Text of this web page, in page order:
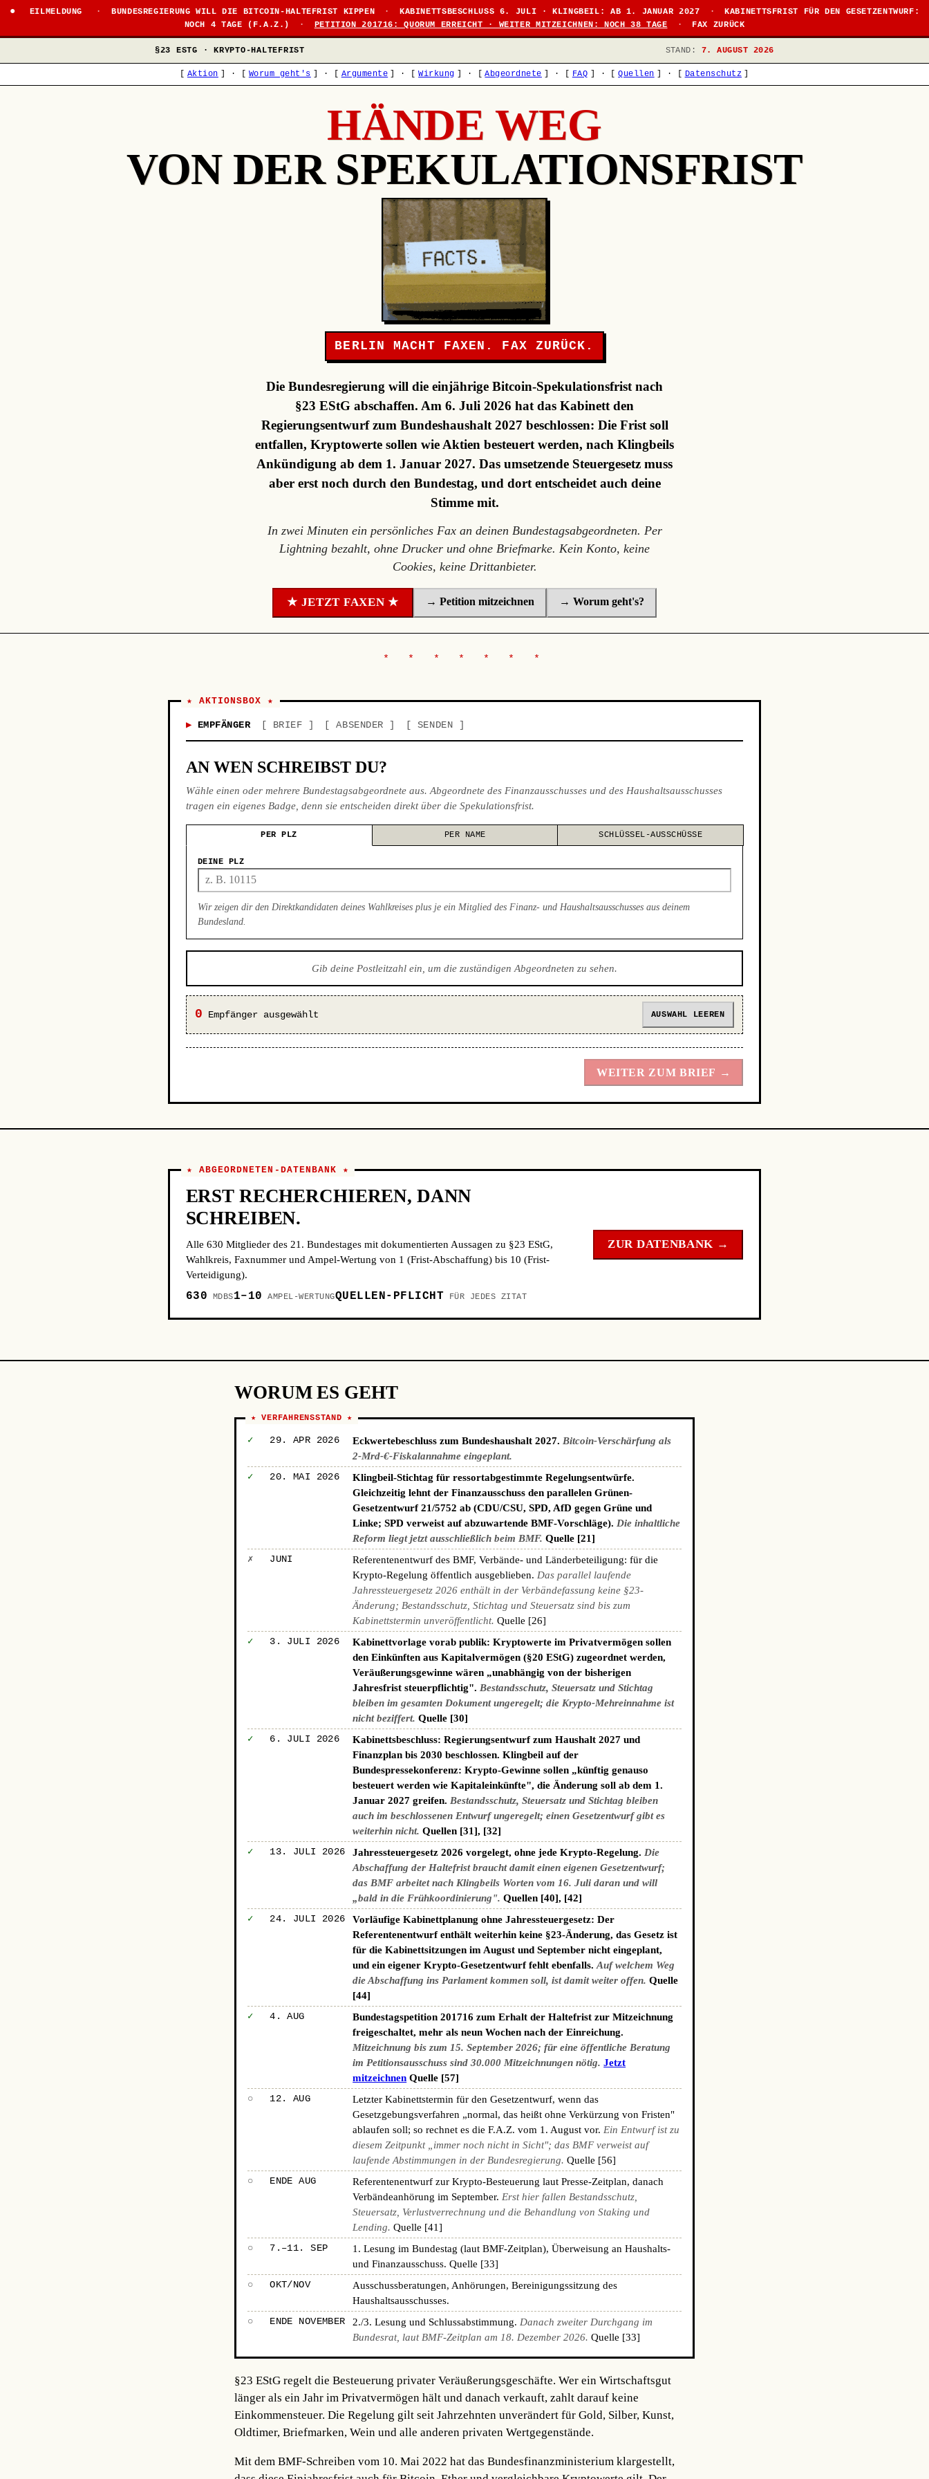
EILMELDUNG · BUNDESREGIERUNG WILL DIE BITCOIN-HALTEFRIST KIPPEN · KABINETTSBESCHLUSS 6. JULI · KLINGBEIL: AB 1. JANUAR 2027 ·
KABINETTSFRIST FÜR DEN GESETZENTWURF:
NOCH 4 TAGE (F.A.Z.)
· PETITION 201716: QUORUM ERREICHT · WEITER MITZEICHNEN: NOCH 38 TAGE · FAX ZURÜCK
§23 ESTG · KRYPTO-HALTEFRIST STAND: 7. AUGUST 2026
Aktion · Worum geht's · Argumente · Wirkung · Abgeordnete · FAQ · Quellen · Datenschutz
HÄNDE WEG
VON DER SPEKULATIONSFRIST
BERLIN MACHT FAXEN. FAX ZURÜCK.
Die Bundesregierung will die einjährige Bitcoin-Spekulationsfrist nach
§23 EStG abschaffen. Am 6. Juli 2026 hat das Kabinett den
Regierungsentwurf zum Bundeshaushalt 2027 beschlossen: Die Frist soll
entfallen, Kryptowerte sollen wie Aktien besteuert werden, nach Klingbeils
Ankündigung ab dem 1. Januar 2027. Das umsetzende Steuergesetz muss
aber erst noch durch den Bundestag, und dort entscheidet auch deine
Stimme mit.
In zwei Minuten ein persönliches Fax an deinen Bundestagsabgeordneten. Per
Lightning bezahlt, ohne Drucker und ohne Briefmarke. Kein Konto, keine
Cookies, keine Drittanbieter.
★ JETZT FAXEN ★ → Petition mitzeichnen → Worum geht's?
★ AKTIONSBOX ★
EMPFÄNGER BRIEF ABSENDER SENDEN
AN WEN SCHREIBST DU?
Wähle einen oder mehrere Bundestagsabgeordnete aus. Abgeordnete des Finanzausschusses und des Haushaltsausschusses
tragen ein eigenes Badge, denn sie entscheiden direkt über die Spekulationsfrist.
PER PLZ PER NAME SCHLÜSSEL-AUSSCHÜSSE
DEINE PLZ
Wir zeigen dir den Direktkandidaten deines Wahlkreises plus je ein Mitglied des Finanz- und Haushaltsausschusses aus deinem
Bundesland.
Gib deine Postleitzahl ein, um die zuständigen Abgeordneten zu sehen.
0 Empfänger ausgewählt AUSWAHL LEEREN
WEITER ZUM BRIEF →
★ ABGEORDNETEN-DATENBANK ★
ERST RECHERCHIEREN, DANN
SCHREIBEN.
Alle 630 Mitglieder des 21. Bundestages mit dokumentierten Aussagen zu §23 EStG,
Wahlkreis, Faxnummer und Ampel-Wertung von 1 (Frist-Abschaffung) bis 10 (Frist-
Verteidigung).
630 MDBS1–10 AMPEL-WERTUNGQUELLEN-PFLICHT FÜR JEDES ZITAT
ZUR DATENBANK →
WORUM ES GEHT
★ VERFAHRENSSTAND ★
✓ 29. APR 2026 Eckwertebeschluss zum Bundeshaushalt 2027. Bitcoin-Verschärfung als
2-Mrd-€-Fiskalannahme eingeplant.
✓ 20. MAI 2026
Klingbeil-Stichtag für ressortabgestimmte Regelungsentwürfe.
Gleichzeitig lehnt der Finanzausschuss den parallelen Grünen-
Gesetzentwurf 21/5752 ab (CDU/CSU, SPD, AfD gegen Grüne und
Linke; SPD verweist auf abzuwartende BMF-Vorschläge). Die inhaltliche
Reform liegt jetzt ausschließlich beim BMF. Quelle [21]
✗ JUNI
Referentenentwurf des BMF, Verbände- und Länderbeteiligung: für die
Krypto-Regelung öffentlich ausgeblieben. Das parallel laufende
Jahressteuergesetz 2026 enthält in der Verbändefassung keine §23-
Änderung; Bestandsschutz, Stichtag und Steuersatz sind bis zum
Kabinettstermin unveröffentlicht. Quelle [26]
✓ 3. JULI 2026
Kabinettvorlage vorab publik: Kryptowerte im Privatvermögen sollen
den Einkünften aus Kapitalvermögen (§20 EStG) zugeordnet werden,
Veräußerungsgewinne wären „unabhängig von der bisherigen
Jahresfrist steuerpflichtig". Bestandsschutz, Steuersatz und Stichtag
bleiben im gesamten Dokument ungeregelt; die Krypto-Mehreinnahme ist
nicht beziffert. Quelle [30]
✓ 6. JULI 2026
Kabinettsbeschluss: Regierungsentwurf zum Haushalt 2027 und
Finanzplan bis 2030 beschlossen. Klingbeil auf der
Bundespressekonferenz: Krypto-Gewinne sollen „künftig genauso
besteuert werden wie Kapitaleinkünfte", die Änderung soll ab dem 1.
Januar 2027 greifen. Bestandsschutz, Steuersatz und Stichtag bleiben
auch im beschlossenen Entwurf ungeregelt; einen Gesetzentwurf gibt es
weiterhin nicht. Quellen [31], [32]
✓ 13. JULI 2026 Jahressteuergesetz 2026 vorgelegt, ohne jede Krypto-Regelung. Die
Abschaffung der Haltefrist braucht damit einen eigenen Gesetzentwurf;
das BMF arbeitet nach Klingbeils Worten vom 16. Juli daran und will
„bald in die Frühkoordinierung". Quellen [40], [42]
✓ 24. JULI 2026
Vorläufige Kabinettplanung ohne Jahressteuergesetz: Der
Referentenentwurf enthält weiterhin keine §23-Änderung, das Gesetz ist
für die Kabinettsitzungen im August und September nicht eingeplant,
und ein eigener Krypto-Gesetzentwurf fehlt ebenfalls.Auf welchem Weg
die Abschaffung ins Parlament kommen soll, ist damit weiter offen. Quelle
[44]
✓ 4. AUG
Bundestagspetition 201716 zum Erhalt der Haltefrist zur Mitzeichnung
freigeschaltet, mehr als neun Wochen nach der Einreichung.
Mitzeichnung bis zum 15. September 2026; für eine öffentliche Beratung
im Petitionsausschuss sind 30.000 Mitzeichnungen nötig. Jetzt
mitzeichnen Quelle [57]
○ 12. AUG
Letzter Kabinettstermin für den Gesetzentwurf, wenn das
Gesetzgebungsverfahren „normal, das heißt ohne Verkürzung von Fristen"
ablaufen soll; so rechnet es die F.A.Z. vom 1. August vor. Ein Entwurf ist zu
diesem Zeitpunkt „immer noch nicht in Sicht"; das BMF verweist auf
laufende Abstimmungen in der Bundesregierung. Quelle [56]
○ ENDE AUG
Referentenentwurf zur Krypto-Besteuerung laut Presse-Zeitplan, danach
Verbändeanhörung im September. Erst hier fallen Bestandsschutz,
Steuersatz, Verlustverrechnung und die Behandlung von Staking und
Lending. Quelle [41]
○ 7.–11. SEP
1. Lesung im Bundestag (laut BMF-Zeitplan), Überweisung an Haushalts-
und Finanzausschuss.Quelle [33]
○ OKT/NOV
Ausschussberatungen, Anhörungen, Bereinigungssitzung des
Haushaltsausschusses.
○ ENDE NOVEMBER 2./3. Lesung und Schlussabstimmung. Danach zweiter Durchgang im
Bundesrat, laut BMF-Zeitplan am 18. Dezember 2026. Quelle [33]
§23 EStG regelt die Besteuerung privater Veräußerungsgeschäfte. Wer ein Wirtschaftsgut
länger als ein Jahr im Privatvermögen hält und danach verkauft, zahlt darauf keine
Einkommensteuer. Die Regelung gilt seit Jahrzehnten unverändert für Gold, Silber, Kunst,
Oldtimer, Briefmarken, Wein und alle anderen privaten Wertgegenstände.
Mit dem BMF-Schreiben vom 10. Mai 2022 hat das Bundesfinanzministerium klargestellt,